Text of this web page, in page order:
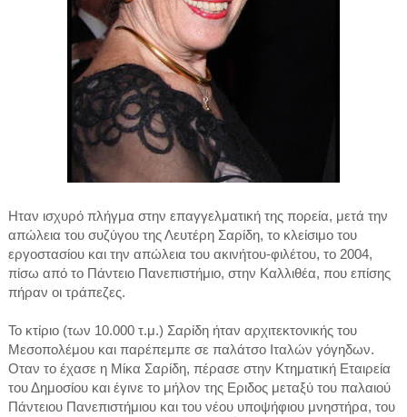
Ηταν ισχυρό πλήγμα στην επαγγελματική της πορεία, μετά την
απώλεια του συζύγου της Λευτέρη Σαρίδη, το κλείσιμο του
εργοστασίου και την απώλεια του ακινήτου-φιλέτου, το 2004,
πίσω από το Πάντειο Πανεπιστήμιο, στην Καλλιθέα, που επίσης
πήραν οι τράπεζες.
Το κτίριο (των 10.000 τ.μ.) Σαρίδη ήταν αρχιτεκτονικής του
Μεσοπολέμου και παρέπεμπε σε παλάτσο Ιταλών γόγηδων.
Οταν το έχασε η Μίκα Σαρίδη, πέρασε στην Κτηματική Εταιρεία
του Δημοσίου και έγινε το μήλον της Εριδος μεταξύ του παλαιού
Πάντειου Πανεπιστήμιου και του νέου υποψήφιου μνηστήρα, του